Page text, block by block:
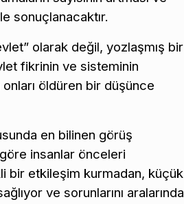
sonuçlanacaktır.
olarak değil, yozlaşmış bir
fikrinin ve sisteminin
öldüren bir düşünce
en bilinen görüş
insanlar önceleri
bir etkileşim kurmadan, küçük
ve sorunlarını aralarında